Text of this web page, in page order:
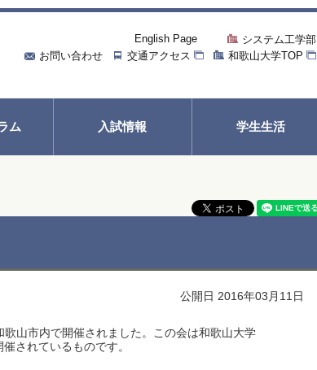
English Page
システム工学部
お問い合わせ
交通アクセス 和歌山大学TOP
ム 入試情報 学生生活
公開日 2016年03月11日
歌山市内で開催されました。この会は和歌山大学
されているものです。